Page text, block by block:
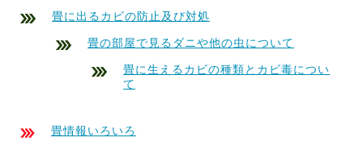
畳に出るカビの防止及び対処
畳の部屋で見るダニや他の虫について
畳に生えるカビの種類とカビ毒につい
て
畳情報いろいろ